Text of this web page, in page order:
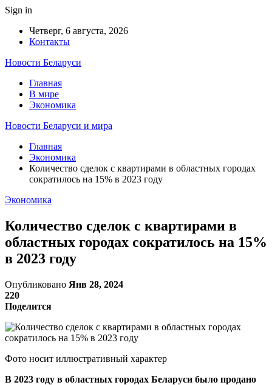
Sign in
Четверг, 6 августа, 2026
Контакты
Новости Беларуси
Главная
В мире
Экономика
Новости Беларуси и мира
Главная
Экономика
Количество сделок с квартирами в областных городах
сократилось на 15% в 2023 году
Экономика
Количество сделок с квартирами в
областных городах сократилось на 15%
в 2023 году
Опубликовано Янв 28, 2024
220
Поделится
Фото носит иллюстративный характер
В 2023 году в областных городах Беларуси было продано